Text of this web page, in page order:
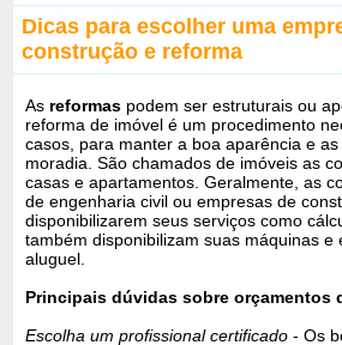
Dicas para escolher uma
construção e reforma
As reformas podem ser estruturais ou
reforma de imóvel é um procedimento
casos, para manter a boa aparência e
moradia. São chamados de imóveis as
casas e apartamentos. Geralmente, as
de engenharia civil ou empresas de
disponibilizarem seus serviços como
também disponibilizam suas máquinas e
aluguel.
Principais dúvidas sobre orçamentos
Escolha um profissional certificado - Os